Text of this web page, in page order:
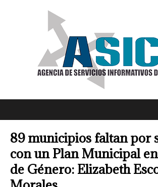
89 municipios faltan por
con un Plan Municipal
de Género: Elizabeth